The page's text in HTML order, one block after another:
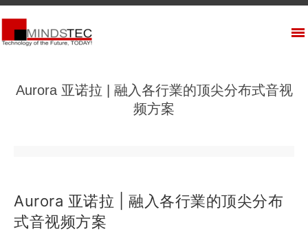
Aurora 亚诺拉 | 融入各行業的顶尖分布式音视
频方案
Aurora 亚诺拉 | 融入各行業的顶尖分布
式音视频方案